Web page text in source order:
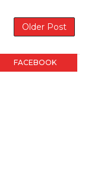
Older Post
FACEBOOK